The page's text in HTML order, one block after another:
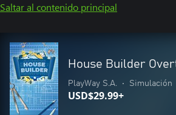
Saltar al contenido principal
House Builder
PlayWay S.A. • Simulación
USD$29.99+